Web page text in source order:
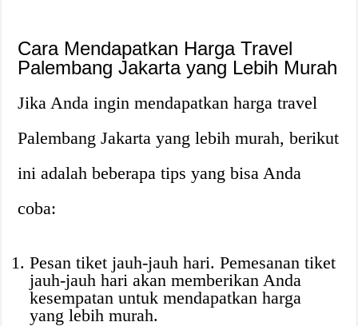
Cara Mendapatkan Harga Travel
Palembang Jakarta yang Lebih Murah
Jika Anda ingin mendapatkan harga travel
Palembang Jakarta yang lebih murah, berikut
ini adalah beberapa tips yang bisa Anda
coba:
Pesan tiket jauh-jauh hari. Pemesanan tiket
jauh-jauh hari akan memberikan Anda
kesempatan untuk mendapatkan harga
yang lebih murah.